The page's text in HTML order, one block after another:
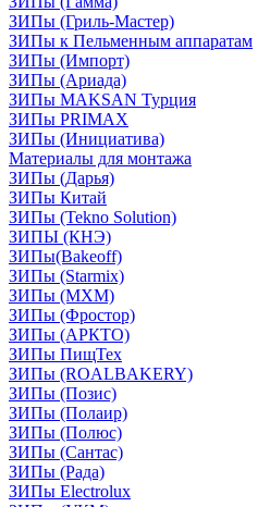
ЗИПы (Гриль-Мастер)
ЗИПы к Пельменным аппаратам
ЗИПы (Импорт)
ЗИПы (Ариада)
ЗИПы MAKSAN Турция
ЗИПы PRIMAX
ЗИПы (Инициатива)
Материалы для монтажа
ЗИПы (Дарья)
ЗИПы Китай
ЗИПы (Tekno Solution)
ЗИПЫ (КНЭ)
ЗИПы(Bakeoff)
ЗИПы (Starmix)
ЗИПы (МХМ)
ЗИПы (Фростор)
ЗИПы (АРКТО)
ЗИПы ПищТех
ЗИПы (ROALBAKERY)
ЗИПы (Позис)
ЗИПы (Полаир)
ЗИПы (Полюс)
ЗИПы (Сантас)
ЗИПы (Рада)
ЗИПы Electrolux